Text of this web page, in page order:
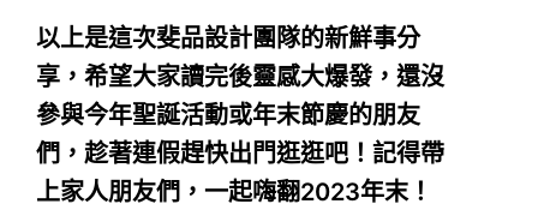
以上是這次斐品設計團隊的新鮮事分
享，希望大家讀完後靈感大爆發，還沒
參與今年聖誕活動或年末節慶的朋友
們，趁著連假趕快出門逛逛吧！記得帶
上家人朋友們，一起嗨翻2023年末！